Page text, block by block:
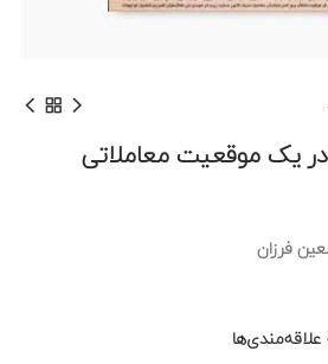
کنید
فرزان
علاقه‌مندی‌ها